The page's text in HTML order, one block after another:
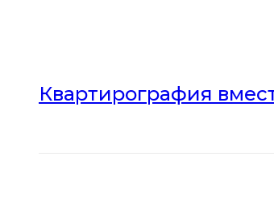
Квартирография